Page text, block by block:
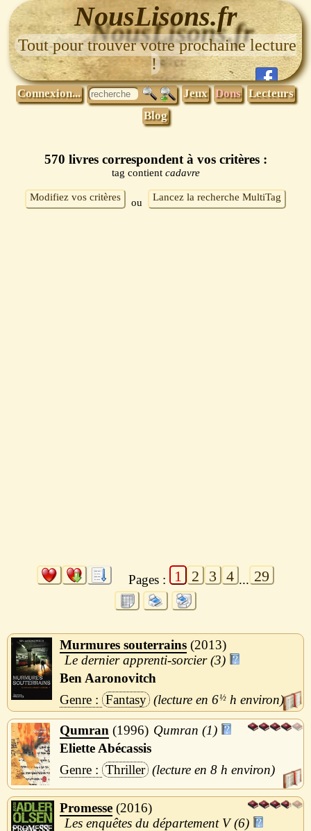
NousLisons.fr
Tout pour trouver votre prochaine lecture
!
Connexion... Jeux Dons Lecteurs
Blog
570 livres correspondent à vos critères :
tag contient cadavre
Modifiez vos critères ou Lancez la recherche MultiTag
Pages : 1 2 3 4 ... 29
Murmures souterrains 2013
Le dernier apprenti-sorcier (3)
Ben Aaronovitch
Fantasy
6½ h
Qumran 1996
Qumran (1)
Eliette Abécassis
Thriller
8 h
Promesse 2016
Les enquêtes du département V (6)